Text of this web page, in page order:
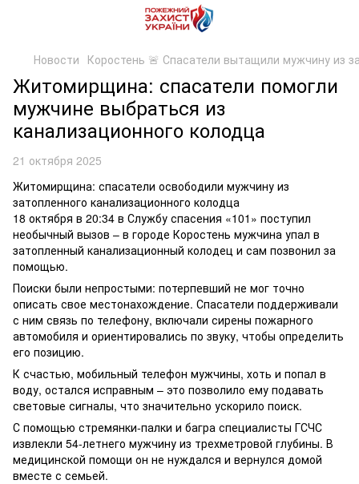
Новости Коростень 🚨 Спасатели вытащили мужчину из
Житомирщина: спасатели помогли
мужчине выбраться из
канализационного колодца
21 октября 2025
Житомирщина: спасатели освободили мужчину из
затопленного канализационного колодца
18 октября в 20:34 в Службу спасения «101» поступил
необычный вызов – в городе Коростень мужчина упал в
затопленный канализационный колодец и сам позвонил за
помощью.
Поиски были непростыми: потерпевший не мог точно
описать свое местонахождение. Спасатели поддерживали
с ним связь по телефону, включали сирены пожарного
автомобиля и ориентировались по звуку, чтобы определить
его позицию.
К счастью, мобильный телефон мужчины, хоть и попал в
воду, остался исправным – это позволило ему подавать
световые сигналы, что значительно ускорило поиск.
С помощью стремянки-палки и багра специалисты ГСЧС
извлекли 54-летнего мужчину из трехметровой глубины. В
медицинской помощи он не нуждался и вернулся домой
вместе с семьей.